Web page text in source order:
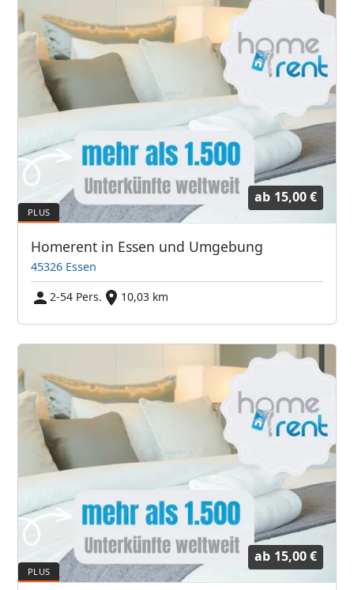
ab 15,00 €
Homerent in Essen und Umgebung
45326 Essen
2-54 Pers.
10,03 km
ab 15,00 €